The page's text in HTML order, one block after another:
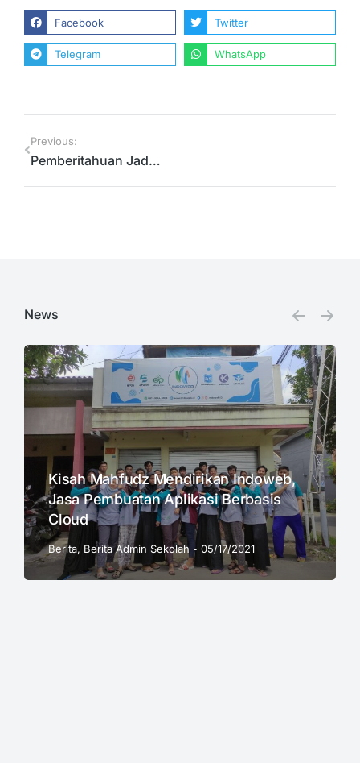
Facebook Twitter
Telegram WhatsApp
Previous:
Pemberitahuan Jadwal Libur Hari Raya Idul Fitri Indoweb
News
Kisah Mahfudz Mendirikan Indoweb,
Jasa Pembuatan Aplikasi Berbasis
Cloud
Berita, Berita Admin Sekolah 05/17/2021